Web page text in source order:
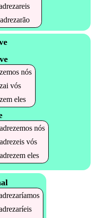
nós
vós
eles
nós
vós
eles